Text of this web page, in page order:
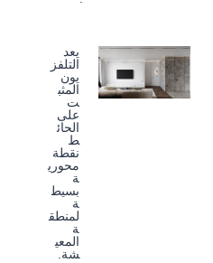
يعد
التلفز
يون
المثب
ت
على
الحائ
ط
نقطة
محوري
ة
بسيط
ة
لمنطق
ة
المعي
شة.